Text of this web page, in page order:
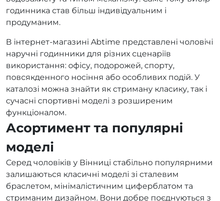
годинника став більш індивідуальним і
продуманим.
В інтернет-магазині Abtime представлені чоловічі
наручні годинники для різних сценаріїв
використання: офісу, подорожей, спорту,
повсякденного носіння або особливих подій. У
каталозі можна знайти як стриману класику, так і
сучасні спортивні моделі з розширеним
функціоналом.
Асортимент та популярні
моделі
Серед чоловіків у Вінниці стабільно популярними
залишаються класичні моделі зі сталевим
браслетом, мінімалістичним циферблатом та
стриманим дизайном. Вони добре поєднуються з